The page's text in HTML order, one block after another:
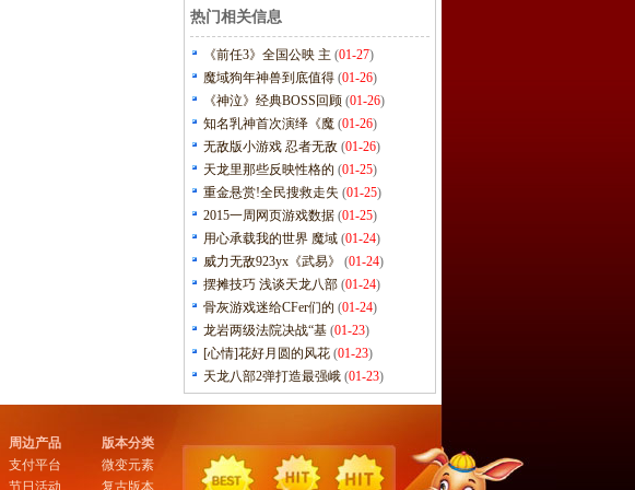
热门相关信息
《前任3》全国公映 主 (01-27)
魔域狗年神兽到底值得 (01-26)
《神泣》经典BOSS回顾 (01-26)
知名乳神首次演绎《魔 (01-26)
无敌版小游戏 忍者无敌 (01-26)
天龙里那些反映性格的 (01-25)
重金悬赏!全民搜救走失 (01-25)
2015一周网页游戏数据 (01-25)
用心承载我的世界 魔域 (01-24)
威力无敌923yx《武易》
(01-24)
摆摊技巧 浅谈天龙八部 (01-24)
骨灰游戏迷给CFer们的 (01-24)
龙岩两级法院决战“基 (01-23)
[心情]花好月圆的风花 (01-23)
天龙八部2弹打造最强峨 (01-23)
周边产品
支付平台
节日活动
版本分类
微变元素
复古版本